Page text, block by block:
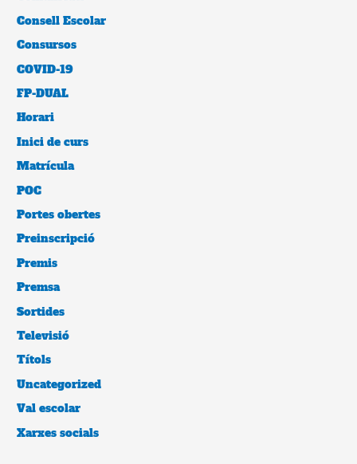
Consell Escolar
Consursos
COVID-19
FP-DUAL
Horari
Inici de curs
Matrícula
POC
Portes obertes
Preinscripció
Premis
Premsa
Sortides
Televisió
Títols
Uncategorized
Val escolar
Xarxes socials